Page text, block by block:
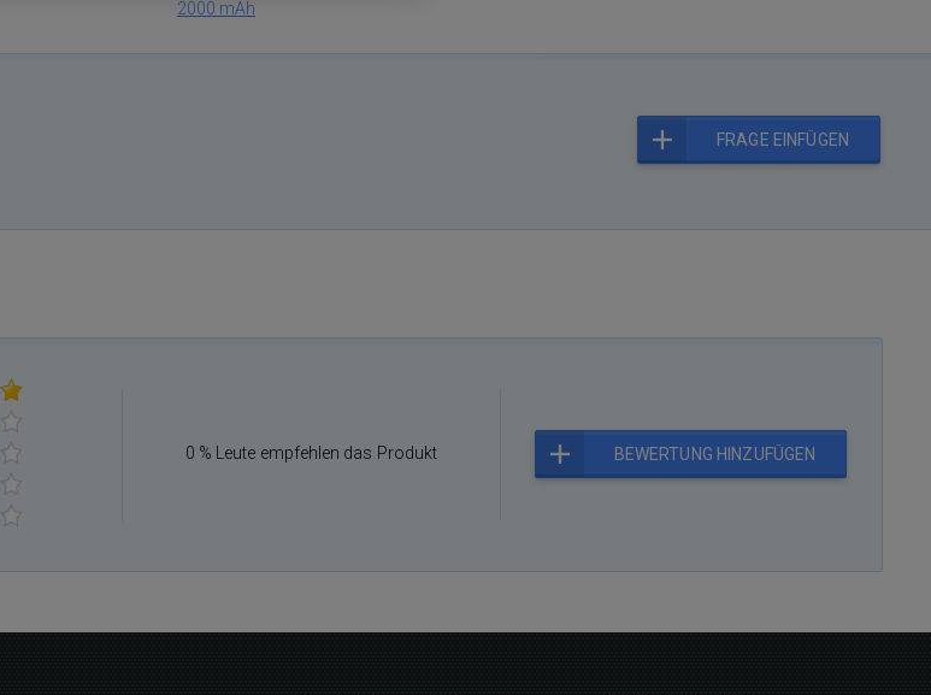
2000 mAh
FRAGE EINFÜGEN
0 % Leute empfehlen das Produkt BEWERTUNG HINZUFÜGEN